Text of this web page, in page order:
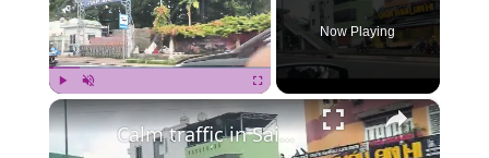
Play Unmute Fullscreen
Now Playing
×
Calm traffic in Saigon